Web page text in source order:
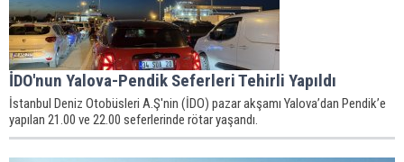
İDO'nun Yalova-Pendik Seferleri Tehirli Yapıldı
İstanbul Deniz Otobüsleri A.Ş'nin (İDO) pazar akşamı Yalova’dan Pendik’e
yapılan 21.00 ve 22.00 seferlerinde rötar yaşandı.